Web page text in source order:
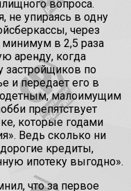
вопроса.
не упираясь в одну
через
в 2,5 раза
аренду, когда
застройщиков по
и передает его в
малоимущим
препятствует
которые годами
Ведь сколько ни
кредиты,
ипотеку выгодно».
что за первое